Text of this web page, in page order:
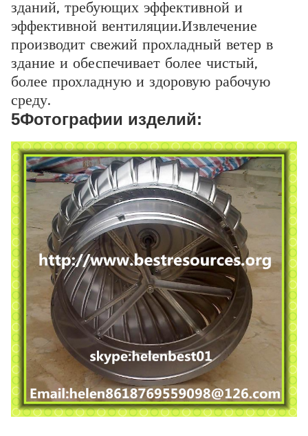
зданий, требующих эффективной и
эффективной вентиляции.Извлечение
производит свежий прохладный ветер в
здание и обеспечивает более чистый,
более прохладную и здоровую рабочую
среду.
5Фотографии изделий: